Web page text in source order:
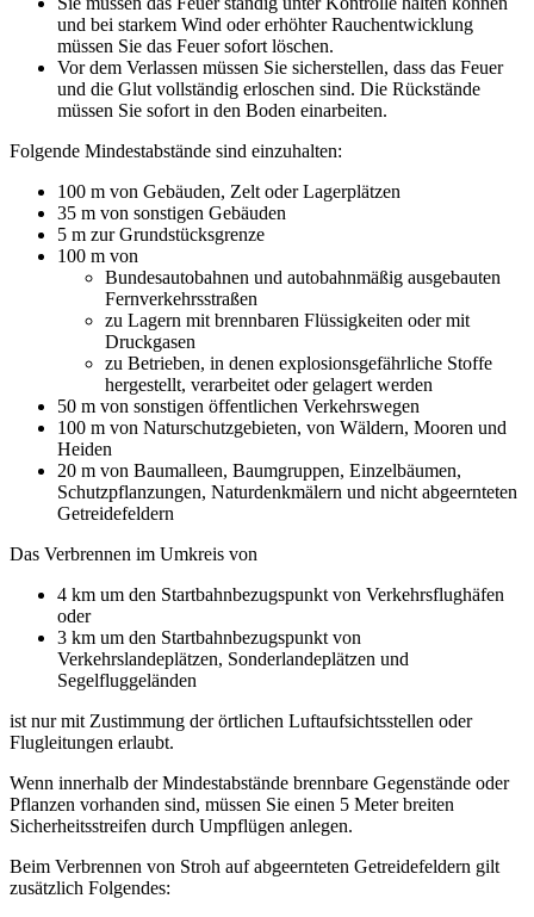
und bei starkem Wind oder erhöhter Rauchentwicklung
müssen Sie das Feuer sofort löschen.
Vor dem Verlassen müssen Sie sicherstellen, dass das Feuer
und die Glut vollständig erloschen sind. Die Rückstände
müssen Sie sofort in den Boden einarbeiten.
Folgende Mindestabstände sind einzuhalten:
100 m von Gebäuden, Zelt oder Lagerplätzen
35 m von sonstigen Gebäuden
5 m zur Grundstücksgrenze
100 m von
Bundesautobahnen und autobahnmäßig ausgebauten
Fernverkehrsstraßen
zu Lagern mit brennbaren Flüssigkeiten oder mit
Druckgasen
zu Betrieben, in denen explosionsgefährliche Stoffe
hergestellt, verarbeitet oder gelagert werden
50 m von sonstigen öffentlichen Verkehrswegen
100 m von Naturschutzgebieten, von Wäldern, Mooren und
Heiden
20 m von Baumalleen, Baumgruppen, Einzelbäumen,
Schutzpflanzungen, Naturdenkmälern und nicht abgeernteten
Getreidefeldern
Das Verbrennen im Umkreis von
4 km um den Startbahnbezugspunkt von Verkehrsflughäfen
oder
3 km um den Startbahnbezugspunkt von
Verkehrslandeplätzen, Sonderlandeplätzen und
Segelfluggeländen
ist nur mit Zustimmung der örtlichen Luftaufsichtsstellen oder
Flugleitungen erlaubt.
Wenn innerhalb der Mindestabstände brennbare Gegenstände oder
Pflanzen vorhanden sind, müssen Sie einen 5 Meter breiten
Sicherheitsstreifen durch Umpflügen anlegen.
Beim Verbrennen von Stroh auf abgeernteten Getreidefeldern gilt
zusätzlich Folgendes: